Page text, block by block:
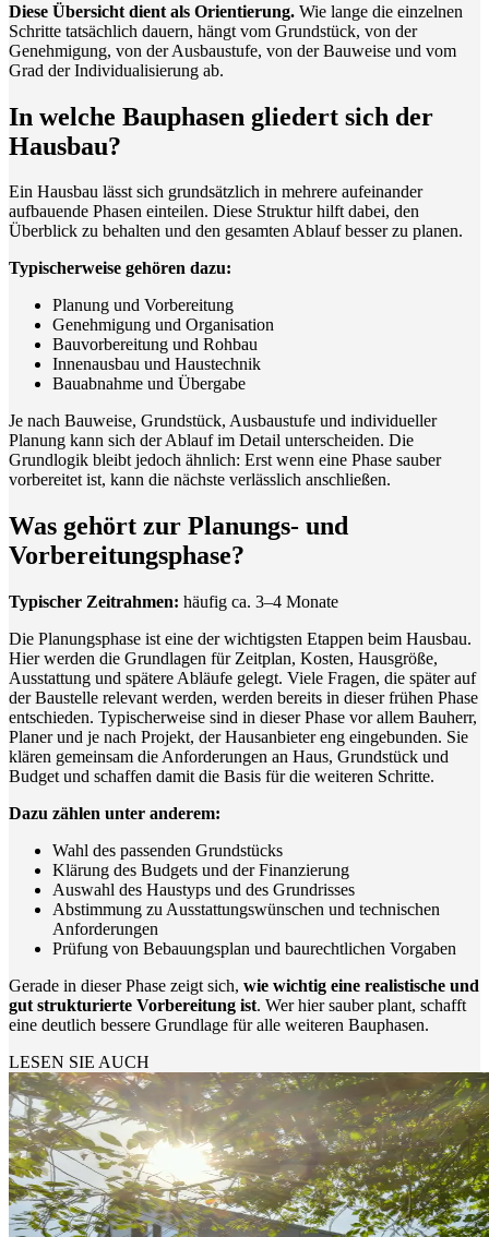
Diese Übersicht dient als Orientierung. Wie lange die einzelnen
Schritte tatsächlich dauern, hängt vom Grundstück, von der
Genehmigung, von der Ausbaustufe, von der Bauweise und vom
Grad der Individualisierung ab.
In welche Bauphasen gliedert sich der
Hausbau?
Ein Hausbau lässt sich grundsätzlich in mehrere aufeinander
aufbauende Phasen einteilen. Diese Struktur hilft dabei, den
Überblick zu behalten und den gesamten Ablauf besser zu planen.
Typischerweise gehören dazu:
Planung und Vorbereitung
Genehmigung und Organisation
Bauvorbereitung und Rohbau
Innenausbau und Haustechnik
Bauabnahme und Übergabe
Je nach Bauweise, Grundstück, Ausbaustufe und individueller
Planung kann sich der Ablauf im Detail unterscheiden. Die
Grundlogik bleibt jedoch ähnlich: Erst wenn eine Phase sauber
vorbereitet ist, kann die nächste verlässlich anschließen.
Was gehört zur Planungs- und
Vorbereitungsphase?
Typischer Zeitrahmen: häufig ca. 3–4 Monate
Die Planungsphase ist eine der wichtigsten Etappen beim Hausbau.
Hier werden die Grundlagen für Zeitplan, Kosten, Hausgröße,
Ausstattung und spätere Abläufe gelegt. Viele Fragen, die später auf
der Baustelle relevant werden, werden bereits in dieser frühen Phase
entschieden. Typischerweise sind in dieser Phase vor allem Bauherr,
Planer und je nach Projekt, der Hausanbieter eng eingebunden. Sie
klären gemeinsam die Anforderungen an Haus, Grundstück und
Budget und schaffen damit die Basis für die weiteren Schritte.
Dazu zählen unter anderem:
Wahl des passenden Grundstücks
Klärung des Budgets und der Finanzierung
Auswahl des Haustyps und des Grundrisses
Abstimmung zu Ausstattungswünschen und technischen
Anforderungen
Prüfung von Bebauungsplan und baurechtlichen Vorgaben
Gerade in dieser Phase zeigt sich, wie wichtig eine realistische und
gut strukturierte Vorbereitung ist. Wer hier sauber plant, schafft
eine deutlich bessere Grundlage für alle weiteren Bauphasen.
LESEN SIE AUCH